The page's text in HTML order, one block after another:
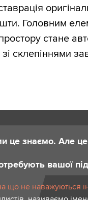
Головним
стане
склепіннями
це знаємо. Але
вашої
що не наважуються